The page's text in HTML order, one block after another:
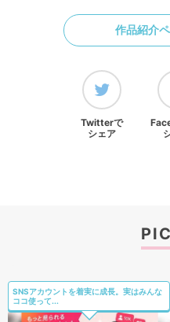
作品紹介
Twitterで
シェア
SNSアカウントを着実に成長。実はみんな
ココ使って...